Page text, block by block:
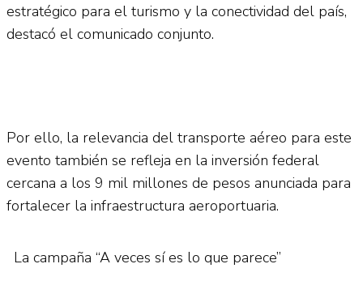
estratégico para el turismo y la conectividad del país,
destacó el comunicado conjunto.
Por ello, la relevancia del transporte aéreo para este
evento también se refleja en la inversión federal
cercana a los 9 mil millones de pesos anunciada para
fortalecer la infraestructura aeroportuaria.
La campaña “A veces sí es lo que parece”